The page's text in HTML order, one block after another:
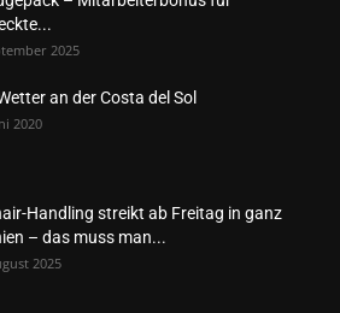
2025
an der Costa del Sol
2020
Handling streikt ab Freitag in ganz
– das muss man...
2025